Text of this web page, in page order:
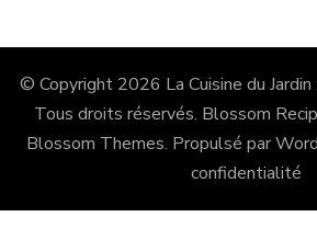
© Copyright 2026 La Cuisine du
Tous droits réservés. Blossom
Blossom Themes. Propulsé par
confidentialité